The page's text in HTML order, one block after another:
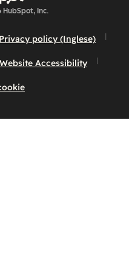
Inc.
Privacy policy (Inglese)
Website Accessibility